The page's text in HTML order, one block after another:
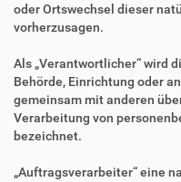
oder Ortswechsel dieser
vorherzusagen.
Als „Verantwortlicher“ wird
Behörde, Einrichtung oder
gemeinsam mit anderen
Verarbeitung von
bezeichnet.
„Auftragsverarbeiter“ eine